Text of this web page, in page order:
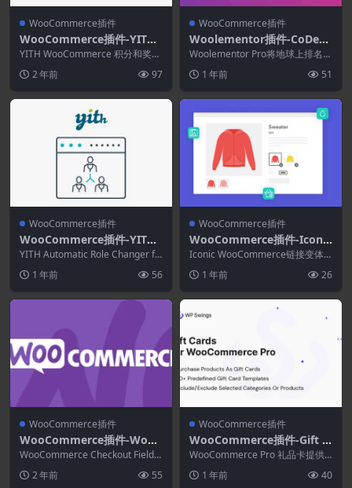
WooCommerce插件
WooCommerce插件-YITH
WooCommerce Points an
d Rewards 4.10.0
YITH WooCommerce 积分和奖励
和即时...
2 年前 97
WooCommerce插件
Woolementor插件-CoDesi
gner Pro (formerly Woole
mentor Pro) 4.7.6
Woolementor Pro将地球上排名第
1 年前 51
WooCommerce插件
WooCommerce插件-YITH
Automatic Role Changer f
or WooCommerce 2.2.0
YITH Automatic Role Changer fo
1 年前 56
WooCommerce插件
WooCommerce插件-Iconic
WooCommerce Linked Va
riations 1.11.1
Iconic WooCommerce链接变体
1 年前 26
WooCommerce插件
WooCommerce插件-WooC
ommerce Checkout Field
Editor 1.7.20
WooCommerce Checkout Field E
2 年前 55
WooCommerce插件
WooCommerce插件-Gift C
ards For WooCommerce P
ro 4.1.4
WooCommerce Pro 礼品卡提供 2
建...1 年前 40